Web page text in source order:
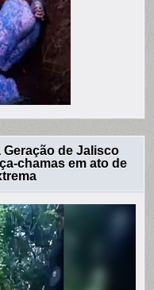
Geração de Jalisco
chamas em ato de